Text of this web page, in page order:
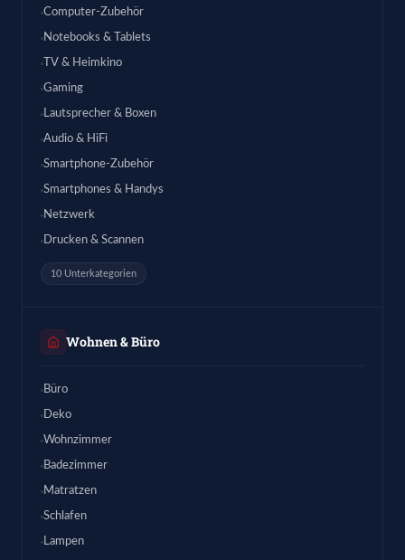
Computer-Zubehör
Notebooks & Tablets
TV & Heimkino
Gaming
Lautsprecher & Boxen
Audio & HiFi
Smartphone-Zubehör
Smartphones & Handys
Netzwerk
Drucken & Scannen
10 Unterkategorien
Wohnen & Büro
Büro
Deko
Wohnzimmer
Badezimmer
Matratzen
Schlafen
Lampen